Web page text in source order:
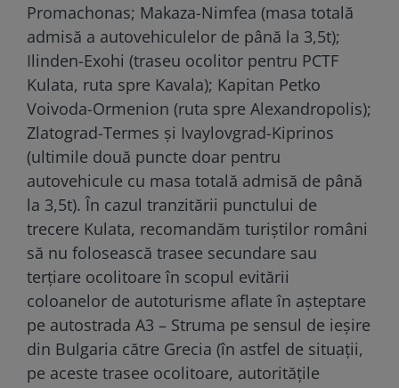
Promachonas; Makaza-Nimfea (masa totală
admisă a autovehiculelor de până la 3,5t);
Ilinden-Exohi (traseu ocolitor pentru PCTF
Kulata, ruta spre Kavala); Kapitan Petko
Voivoda-Ormenion (ruta spre Alexandropolis);
Zlatograd-Termes şi Ivaylovgrad-Kiprinos
(ultimile două puncte doar pentru
autovehicule cu masa totală admisă de până
la 3,5t). În cazul tranzitării punctului de
trecere Kulata, recomandăm turiştilor români
să nu folosească trasee secundare sau
terţiare ocolitoare în scopul evitării
coloanelor de autoturisme aflate în aşteptare
pe autostrada A3 – Struma pe sensul de ieşire
din Bulgaria către Grecia (în astfel de situaţii,
pe aceste trasee ocolitoare, autorităţile